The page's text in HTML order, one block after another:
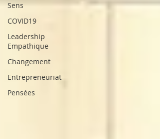
Sens
COVID19
Leadership
Empathique
Changement
Entrepreneuriat
Pensées